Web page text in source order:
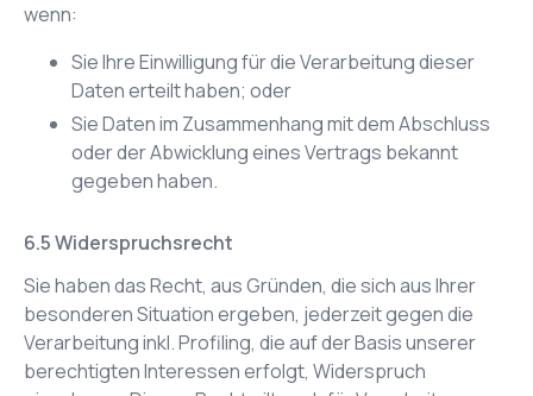
wenn:
Sie Ihre Einwilligung für die Verarbeitung dieser
Daten erteilt haben; oder
Sie Daten im Zusammenhang mit dem Abschluss
oder der Abwicklung eines Vertrags bekannt
gegeben haben.
Widerspruchsrecht
Sie haben das Recht, aus Gründen, die sich aus Ihrer
besonderen Situation ergeben, jederzeit gegen die
Verarbeitung inkl. Profiling, die auf der Basis unserer
berechtigten Interessen erfolgt, Widerspruch